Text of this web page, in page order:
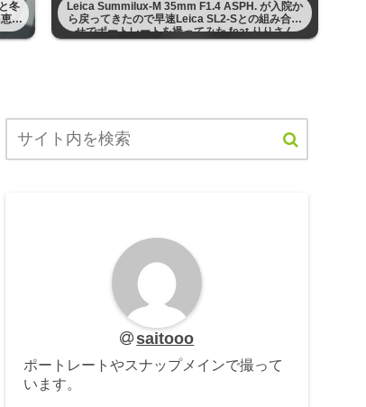
冬
理
Leica Summilux-M 35mm F1.4 ASPH. が入院か
ら戻ってきたので早速Leica SL2-Sとの組み合わ
せでポートレートを撮ってみた feat りりさん
saitooo
ポートレートやスナップメインで撮って
います。